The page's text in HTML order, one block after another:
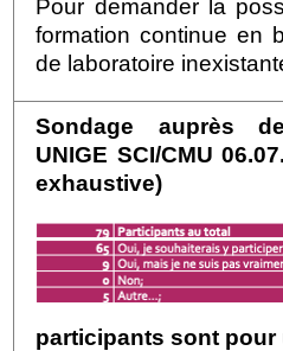
Pour demander la
formation continue en
de laboratoire i
Sondage auprès
UNIGE SCI/CMU
exhaustive)
participants sont pour